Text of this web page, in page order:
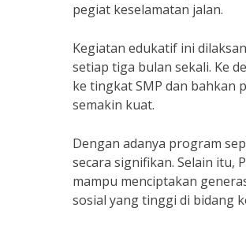
pegiat keselamatan jalan.
Kegiatan edukatif ini
setiap tiga bulan sekali. Ke
ke tingkat SMP dan bahkan
semakin kuat.
Dengan adanya program
secara signifikan. Selain itu,
mampu menciptakan
sosial yang tinggi di bidang